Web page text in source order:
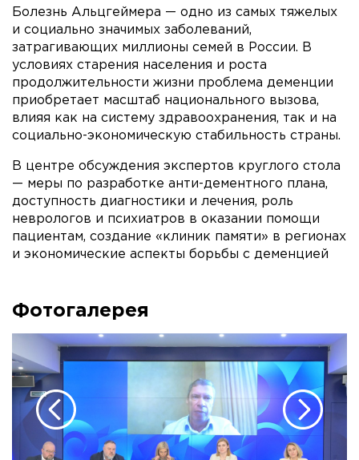
Болезнь Альцгеймера — одно из самых тяжелых
и социально значимых заболеваний,
затрагивающих миллионы семей в России. В
условиях старения населения и роста
продолжительности жизни проблема деменции
приобретает масштаб национального вызова,
влияя как на систему здравоохранения, так и на
социально-экономическую стабильность страны.
В центре обсуждения экспертов круглого стола
— меры по разработке анти-дементного плана,
доступность диагностики и лечения, роль
неврологов и психиатров в оказании помощи
пациентам, создание «клиник памяти» в регионах
и экономические аспекты борьбы с деменцией
Фотогалерея